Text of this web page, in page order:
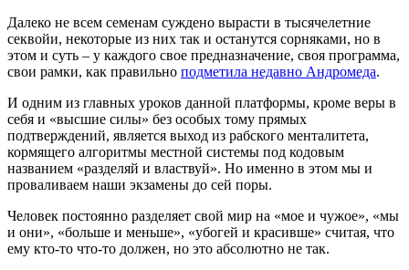
Далеко не всем семенам суждено вырасти в тысячелетние
секвойи, некоторые из них так и останутся сорняками, но в
этом и суть – у каждого свое предназначение, своя программа,
свои рамки, как правильно подметила недавно Андромеда.
И одним из главных уроков данной платформы, кроме веры в
себя и «высшие силы» без особых тому прямых
подтверждений, является выход из рабского менталитета,
кормящего алгоритмы местной системы под кодовым
названием «разделяй и властвуй». Но именно в этом мы и
проваливаем наши экзамены до сей поры.
Человек постоянно разделяет свой мир на «мое и чужое», «мы
и они», «больше и меньше», «убогей и красивше» считая, что
ему кто-то что-то должен, но это абсолютно не так.